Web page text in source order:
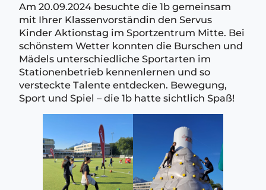
Am 20.09.2024 besuchte die 1b gemeinsam
mit Ihrer Klassenvorständin den Servus
Kinder Aktionstag im Sportzentrum Mitte. Bei
schönstem Wetter konnten die Burschen und
Mädels unterschiedliche Sportarten im
Stationenbetrieb kennenlernen und so
versteckte Talente entdecken. Bewegung,
Sport und Spiel – die 1b hatte sichtlich Spaß!